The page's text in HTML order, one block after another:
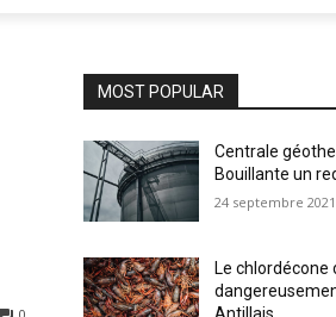
MOST POPULAR
Centrale
Bouillante un
24 septembre 2021
Le chlordécone